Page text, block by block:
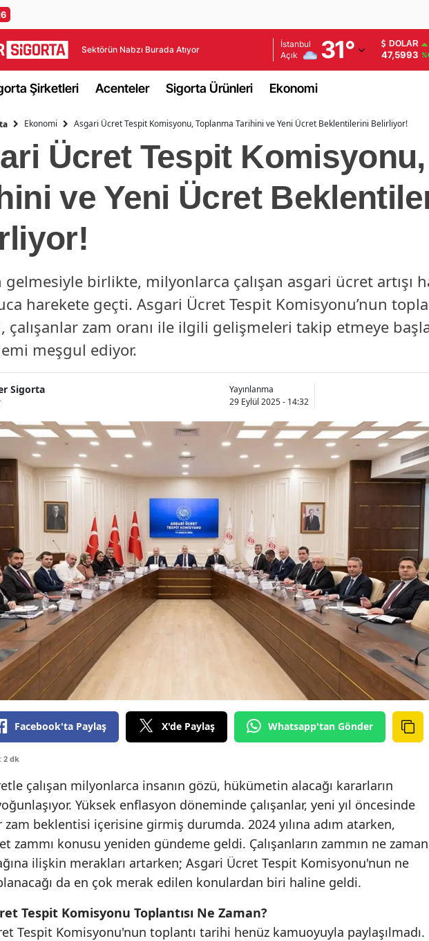
Sektörün Nabzı Burada Atıyor
İstanbul
Açık
31°
Adana
Adıyaman
Afyonkarahisar
Ağrı
Amasya
Ankara
Antalya
Balıkesir
Bilecik
Bitlis
Bolu
Burdur
Bursa
Çankırı
Çorum
Denizli
Diyarbakır
Edirne
Elazığ
Erzincan
Erzurum
Gaziantep
Giresun
Hakkari
DOLAR
47,5993
Şirketleri Acenteler Sigorta Ürünleri Ekonomi
Ekonomi Asgari Ücret Tespit Komisyonu, Toplanma Tarihini ve Yeni Ücret Beklentilerini Belirliyor!
Ücret Tespit
ve Yeni Ücret
gelmesiyle birlikte, milyonlarca çalışan asgari ücret artışı
harekete geçti. Asgari Ücret Tespit Komisyonu’nun
çalışanlar zam oranı ile ilgili gelişmeleri takip etmeye
meşgul ediyor.
Sigorta
Yayınlanma
29 Eylül 2025 - 14:32
Facebook'ta Paylaş X'de Paylaş Whatsapp'tan Gönder
2 dk
çalışan milyonlarca insanın gözü, hükümetin alacağı kararların
Yüksek enflasyon döneminde çalışanlar, yeni yıl öncesinde
beklentisi içerisine girmiş durumda. 2024 yılına adım atarken,
zammı konusu yeniden gündeme geldi. Çalışanların zammın ne zaman
ilişkin merakları artarken; Asgari Ücret Tespit Komisyonu'nun ne
da en çok merak edilen konulardan biri haline geldi.
Tespit Komisyonu Toplantısı Ne Zaman?
Tespit Komisyonu'nun toplantı tarihi henüz kamuoyuyla paylaşılmadı.